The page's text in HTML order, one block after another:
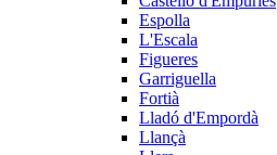
Espolla
L'Escala
Figueres
Garriguella
Fortià
Lladó d'Empordà
Llançà